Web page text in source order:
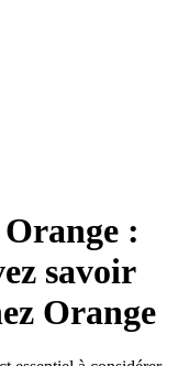
:
savoir
Orange